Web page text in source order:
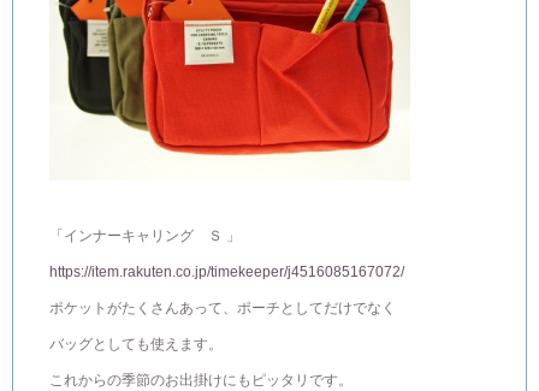
「インナーキャリング Ｓ 」
https://item.rakuten.co.jp/timekeeper/j4516085167072/
ポケットがたくさんあって、ポーチとしてだけでなく
バッグとしても使えます。
これからの季節のお出掛けにもピッタリです。